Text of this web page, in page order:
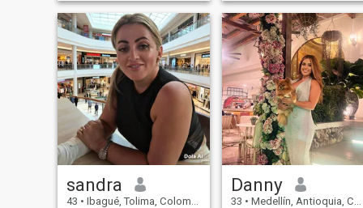
relación funcione, madre de
un hijo de 3 años, puedo
viajar para visitarte y poder
tener una relación estable y
continua, soy sensual y muy
sexy con mi pareja, pero eso
solo se puede lograr con el
tiempo, tienes que saber
cómo esperar, si solo quieres
sexo o fotos mías desnudas,
no pierdas tu tiempo y no me
hagas perder mi tiempo
someone who makes a
difference, I do not want
massive messages, go to my
profile Read
sandra
43 • Ibagué, Tolima, Colombia
Danny
33 • Medellín, Antioquia, Colombia